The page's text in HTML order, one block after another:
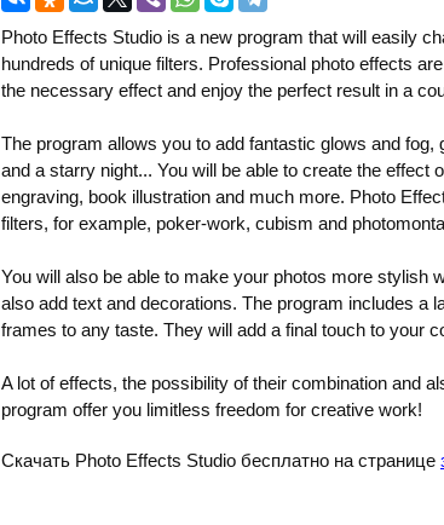
Photo Effects Studio is a new program that will easily
hundreds of unique filters. Professional photo effects
the necessary effect and enjoy the perfect result in a
The program allows you to add fantastic glows and fog,
and a starry night... You will be able to create the effect
engraving, book illustration and much more. Photo
filters, for example, poker-work, cubism and
You will also be able to make your photos more stylish
also add text and decorations. The program includes a
frames to any taste. They will add a final touch to your
A lot of effects, the possibility of their combination and
program offer you limitless freedom for creative work!
Скачать Photo Effects Studio бесплатно на странице